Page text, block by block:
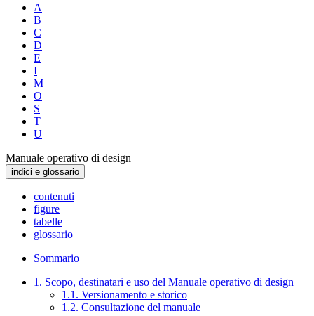
A
B
C
D
E
I
M
O
S
T
U
Manuale operativo di design
indici e glossario
contenuti
figure
tabelle
glossario
Sommario
1. Scopo, destinatari e uso del Manuale operativo di design
1.1. Versionamento e storico
1.2. Consultazione del manuale